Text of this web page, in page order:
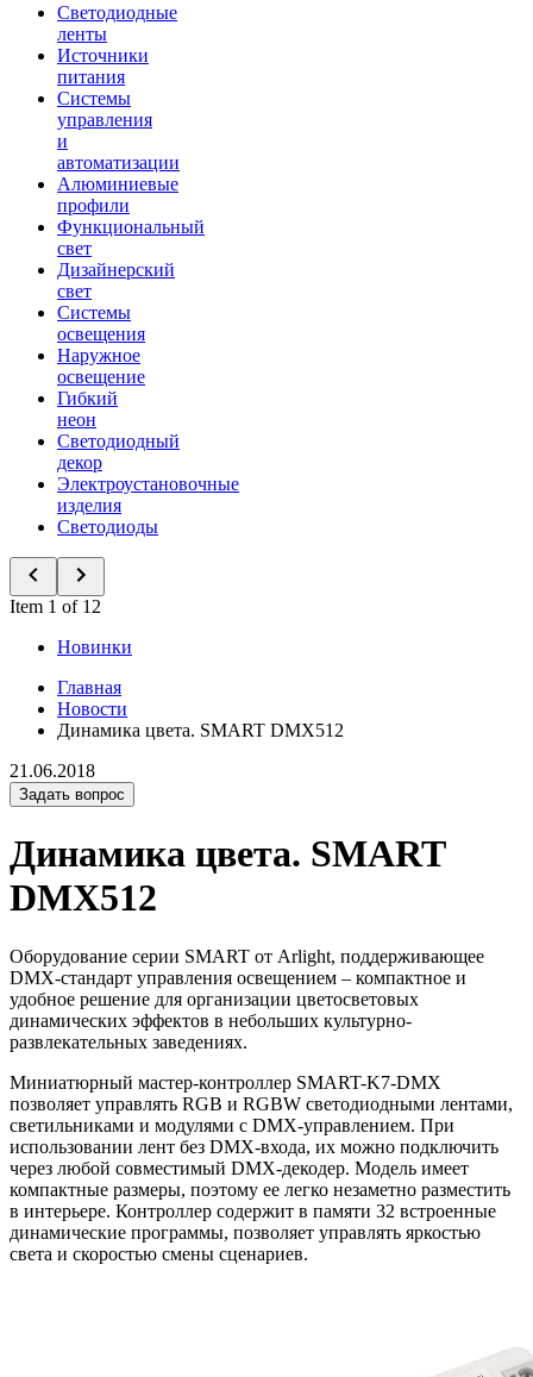
Светодиодные
ленты
Источники
питания
Системы
управления
и
автоматизации
Алюминиевые
профили
Функциональный
свет
Дизайнерский
свет
Системы
освещения
Наружное
освещение
Гибкий
неон
Светодиодный
декор
Электроустановочные
изделия
Светодиоды
Item 1 of 12
Новинки
Главная
Новости
Динамика цвета. SMART DMX512
21.06.2018
Задать вопрос
Динамика цвета. SMART
DMX512
Оборудование серии SMART от Arlight, поддерживающее
DMX-стандарт управления освещением – компактное и
удобное решение для организации цветосветовых
динамических эффектов в небольших культурно-
развлекательных заведениях.
Миниатюрный мастер-контроллер SMART-K7-DMX
позволяет управлять RGB и RGBW светодиодными лентами,
светильниками и модулями с DMX-управлением. При
использовании лент без DMX-входа, их можно подключить
через любой совместимый DMX-декодер. Модель имеет
компактные размеры, поэтому ее легко незаметно разместить
в интерьере. Контроллер содержит в памяти 32 встроенные
динамические программы, позволяет управлять яркостью
света и скоростью смены сценариев.